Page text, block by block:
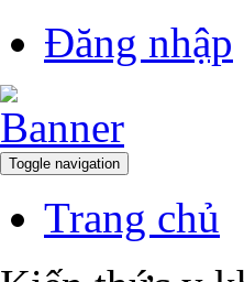
Đăng nhập
Toggle navigation
Trang chủ